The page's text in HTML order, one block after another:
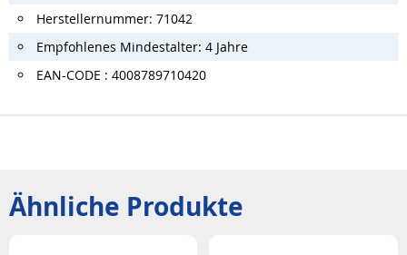
Herstellernummer: 71042
Empfohlenes Mindestalter: 4 Jahre
EAN-CODE : 4008789710420
Ähnliche Produkte